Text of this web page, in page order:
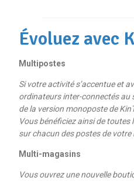
Évoluez avec
Multipostes
Si votre activité s’accentue et
ordinateurs inter-connectés au
de la version monoposte de
Vous bénéficiez ainsi de
sur chacun des postes de votre
Multi-magasins
Vous ouvrez une nouvelle